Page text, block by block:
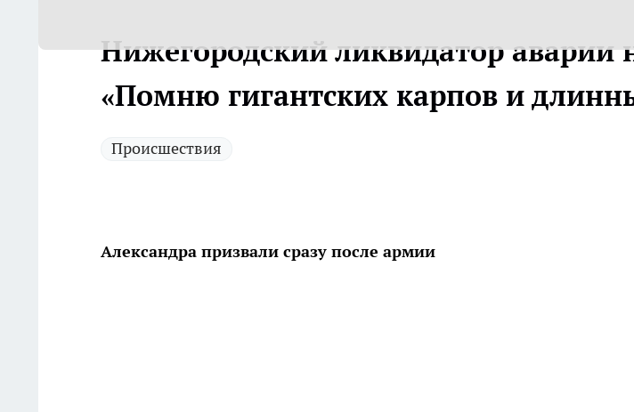
Нижегородский ликвидатор аварии
«Помню гигантских карпов и
Происшествия
Александра призвали сразу после армии